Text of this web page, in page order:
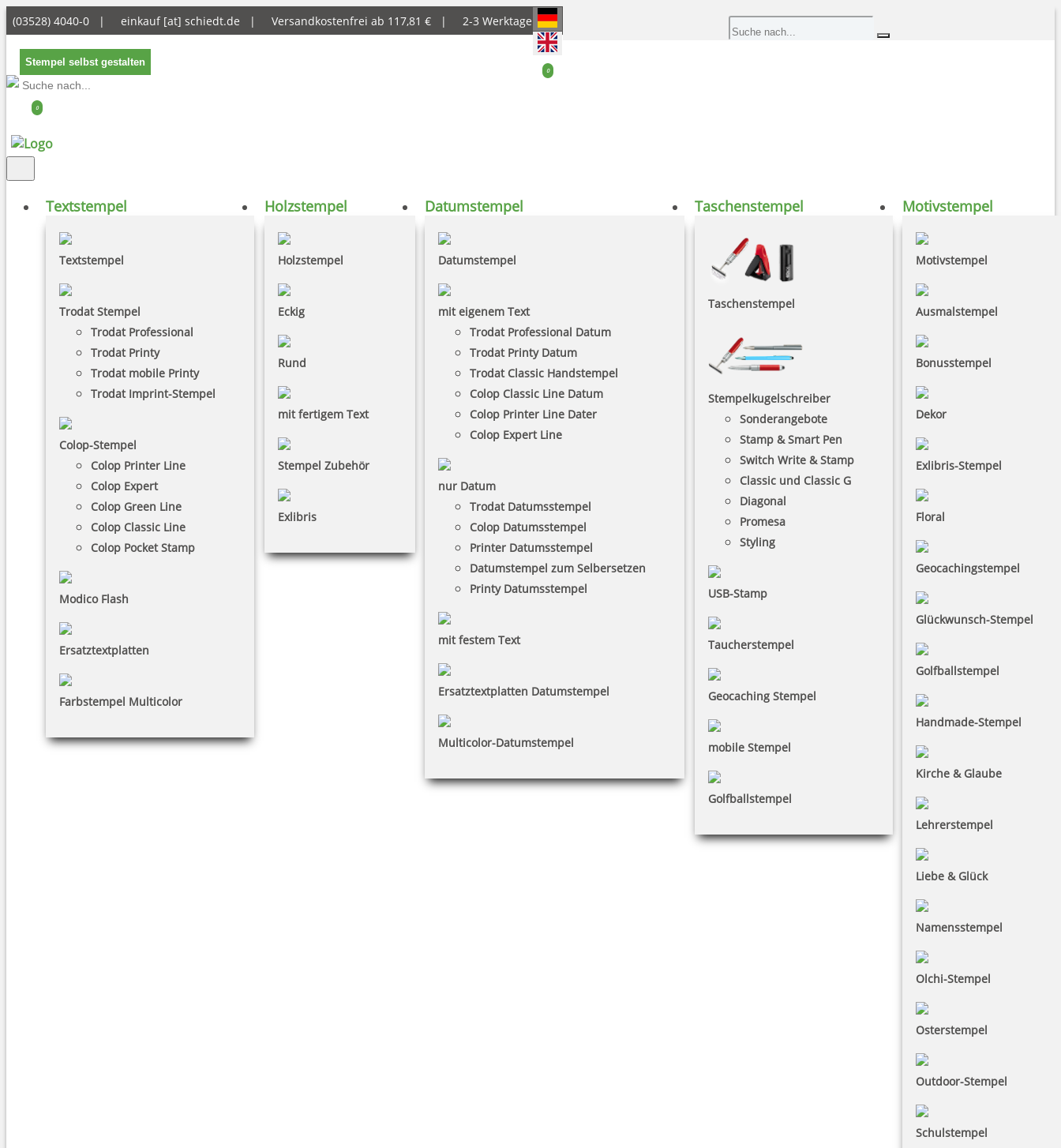
(03528) 4040-0 | einkauf [at] schiedt.de | Versandkostenfrei ab 117,81 € | 2-3 Werktage
0
Stempel selbst gestalten
0
Textstempel
Textstempel
Trodat Stempel
Trodat Professional
Trodat Printy
Trodat mobile Printy
Trodat Imprint-Stempel
Colop-Stempel
Colop Printer Line
Colop Expert
Colop Green Line
Colop Classic Line
Colop Pocket Stamp
Modico Flash
Ersatztextplatten
Farbstempel Multicolor
Holzstempel
Holzstempel
Eckig
Rund
mit fertigem Text
Stempel Zubehör
Exlibris
Datumstempel
Datumstempel
mit eigenem Text
Trodat Professional Datum
Trodat Printy Datum
Trodat Classic Handstempel
Colop Classic Line Datum
Colop Printer Line Dater
Colop Expert Line
nur Datum
Trodat Datumsstempel
Colop Datumsstempel
Printer Datumsstempel
Datumstempel zum Selbersetzen
Printy Datumsstempel
mit festem Text
Ersatztextplatten Datumstempel
Multicolor-Datumstempel
Taschenstempel
Taschenstempel
Stempelkugelschreiber
Sonderangebote
Stamp & Smart Pen
Switch Write & Stamp
Classic und Classic G
Diagonal
Promesa
Styling
USB-Stamp
Taucherstempel
Geocaching Stempel
mobile Stempel
Golfballstempel
Motivstempel
Motivstempel
Ausmalstempel
Bonusstempel
Dekor
Exlibris-Stempel
Floral
Geocachingstempel
Glückwunsch-Stempel
Golfballstempel
Handmade-Stempel
Kirche & Glaube
Lehrerstempel
Liebe & Glück
Namensstempel
Olchi-Stempel
Osterstempel
Outdoor-Stempel
Schulstempel